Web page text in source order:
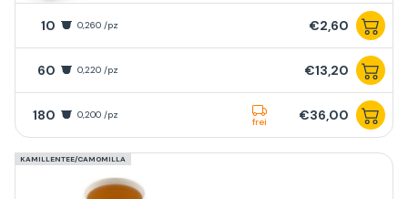
10 0,260 /pz €2,60
60 0,220 /pz €13,20
180 0,200 /pz
frei €36,00
KAMILLENTEE/CAMOMILLA